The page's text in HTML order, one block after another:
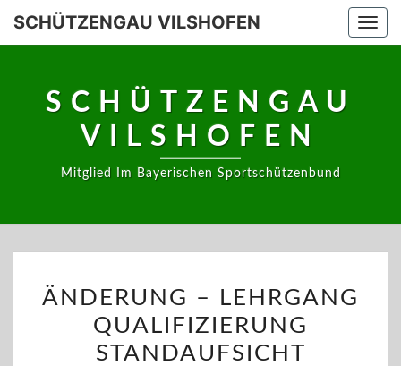
Skip
SCHÜTZENGAU VILSHOFEN
SCHÜTZENGAU
VILSHOFEN
Mitglied Im Bayerischen Sportschützenbund
–
LEHRGANG
QUALIFIZIERUNG
ÄNDERUNG – LEHRGANG
QUALIFIZIERUNG
STANDAUFSICHT